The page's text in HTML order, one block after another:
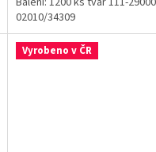
02010/34309
Vyrobeno v ČR